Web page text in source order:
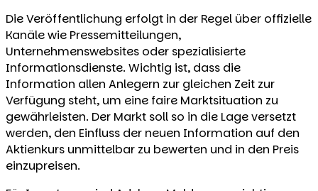
Die Veröffentlichung erfolgt in der Regel über offizielle
Kanäle wie Pressemitteilungen,
Unternehmenswebsites oder spezialisierte
Informationsdienste. Wichtig ist, dass die
Information allen Anlegern zur gleichen Zeit zur
Verfügung steht, um eine faire Marktsituation zu
gewährleisten. Der Markt soll so in die Lage versetzt
werden, den Einfluss der neuen Information auf den
Aktienkurs unmittelbar zu bewerten und in den Preis
einzupreisen.